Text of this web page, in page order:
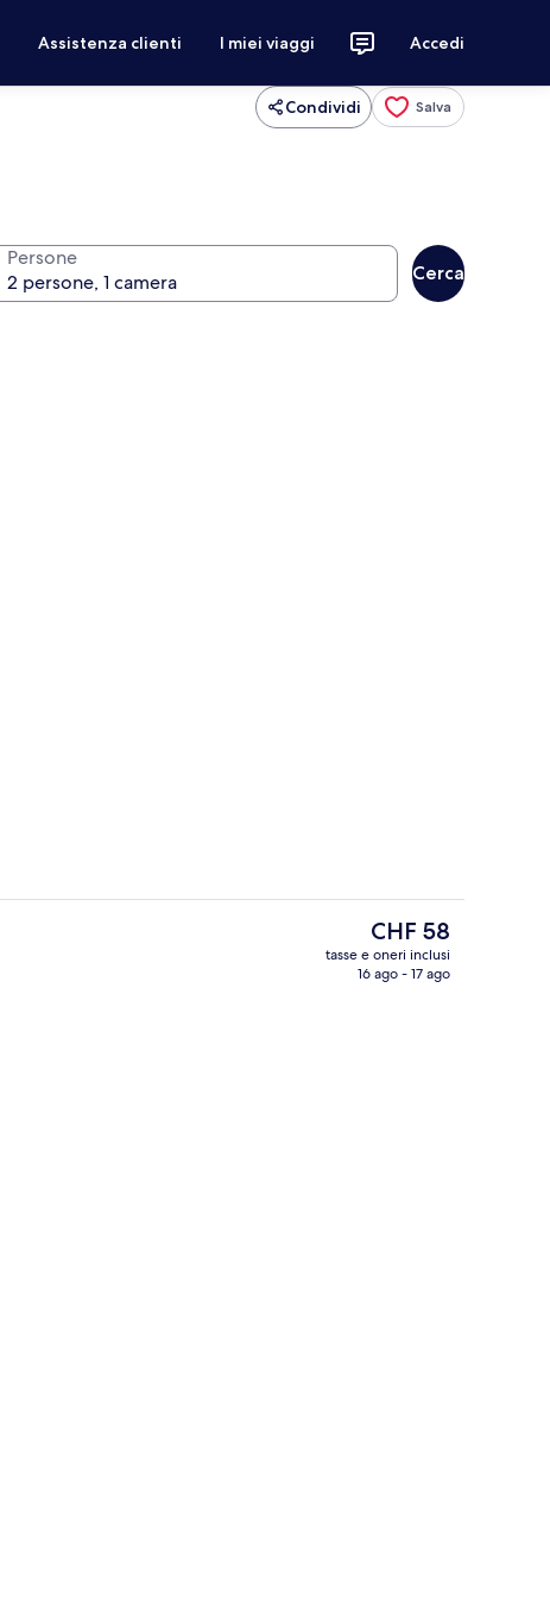
Assistenza clienti I miei viaggi Accedi
Condividi Salva
Persone
Cerca
Biancheria da letto ipoallergenica,
Il
prezzo
attuale
CHF 58
tasse e oneri inclusi
16 ago - 17 ago